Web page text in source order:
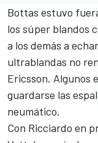
Bottas estuvo
los súper blandos
a los demás a
ultrablandas no
Ericsson. Algunos
guardarse las
neumático.
Con Ricciardo en